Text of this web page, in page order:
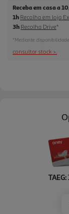
Receba em casa a
1h Recolha em loja
3h Recolha Drive*
*Mediante
consultar stock >.
TAEG: